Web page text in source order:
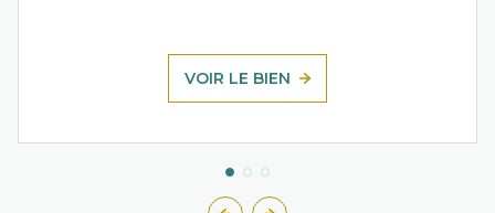
VOIR LE BIEN